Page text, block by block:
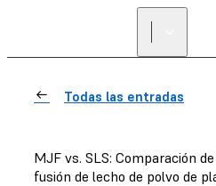
Todas las entradas
MJF vs. SLS: Comparación
fusión de lecho de polvo de